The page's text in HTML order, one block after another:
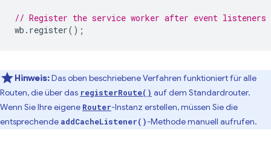
// Register the service worker after event listeners
wb . register();
Hinweis:Das oben beschriebene Verfahren funktioniert für alle
Routen, die über das registerRoute() auf dem Standardrouter.
Wenn Sie Ihre eigene Router-Instanz erstellen, müssen Sie die
entsprechende addCacheListener()-Methode manuell aufrufen.